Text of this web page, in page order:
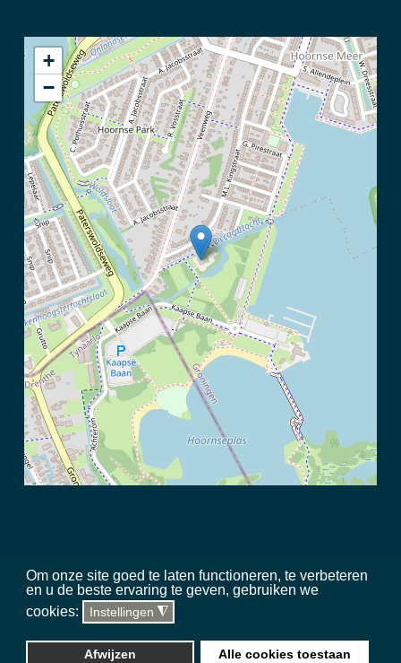
Om onze site goed te laten functioneren, te verbeteren
en u de beste ervaring te geven, gebruiken we
cookies:
Instellingen ◮
Afwijzen Alle cookies toestaan
+
−
2026 Meerschap Paterswolde |privacy disclaimer|regels in het
gebied|sitemap|team|toegankelijkheid
Website, hosting & updates
Silverstone Studio